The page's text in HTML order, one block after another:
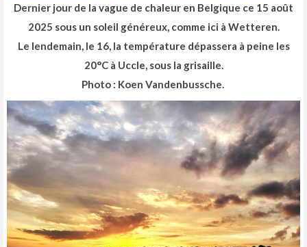
Dernier jour de la vague de chaleur en Belgique ce 15 août
2025 sous un soleil généreux, comme ici à Wetteren.
Le lendemain, le 16, la température dépassera à peine les
20°C à Uccle, sous la grisaille.
Photo : Koen Vandenbussche.